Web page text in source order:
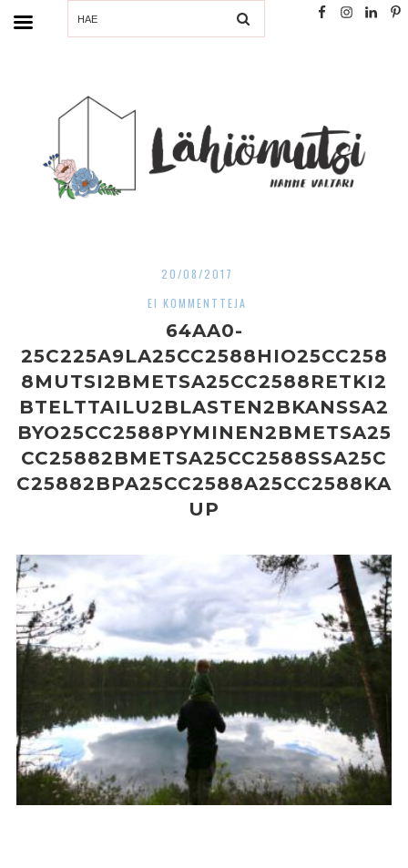
SEARCH
20/08/2017
EI KOMMENTTEJA
64AA0-
25C225A9LA25CC2588HIO25CC258
8MUTSI2BMETSA25CC2588RETKI2
BTELTTAILU2BLASTEN2BKANSSA2
BYO25CC2588PYMINEN2BMETSA25
CC25882BMETSA25CC2588SSA25C
C25882BPA25CC2588A25CC2588KA
UP